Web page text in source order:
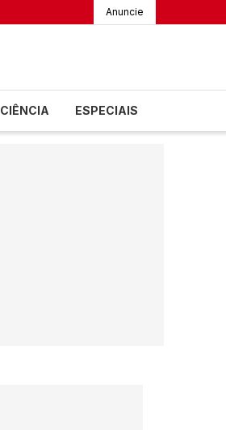
Anuncie
CIÊNCIA ESPECIAIS